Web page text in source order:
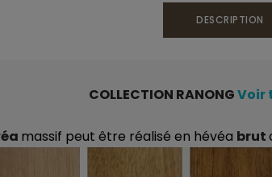
DESCRIPTION
COLLECTION RANONGVoir
massif peut être réalisé en hévéa brut